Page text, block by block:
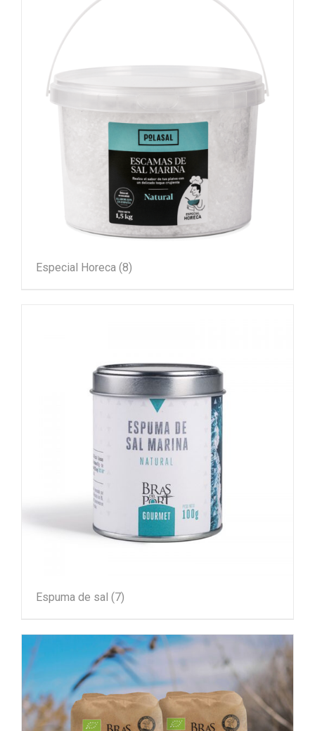
Especial Horeca (8)
Espuma de sal (7)